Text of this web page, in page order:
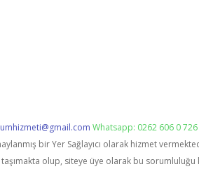
Whatsapp: 0262 606 0 726
bir Yer Sağlayıcı olarak hizmet
olup, siteye üye olarak bu